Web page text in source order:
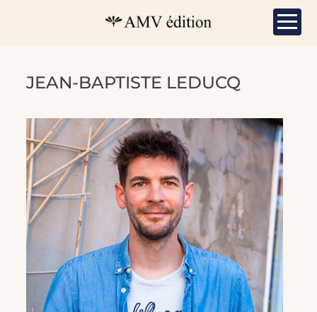
JEAN-BAPTISTE LEDUCQ